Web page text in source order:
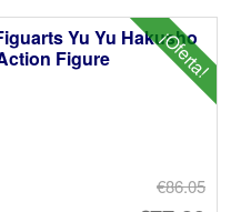
¡Oferta!
Yu Yu Hakusho
Figure
€86.05